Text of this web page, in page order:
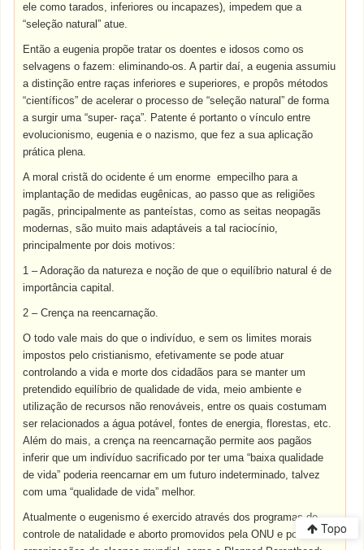
ele como tarados, inferiores ou incapazes), impedem que a
“seleção natural” atue.
Então a eugenia propõe tratar os doentes e idosos como os
selvagens o fazem: eliminando-os. A partir daí, a eugenia assumiu
a distinção entre raças inferiores e superiores, e propôs métodos
“científicos” de acelerar o processo de “seleção natural” de forma
a surgir uma “super- raça”. Patente é portanto o vínculo entre
evolucionismo, eugenia e o nazismo, que fez a sua aplicação
prática plena.
A moral cristã do ocidente é um enorme empecilho para a
implantação de medidas eugênicas, ao passo que as religiões
pagãs, principalmente as panteístas, como as seitas neopagãs
modernas, são muito mais adaptáveis a tal raciocínio,
principalmente por dois motivos:
1 – Adoração da natureza e noção de que o equilíbrio natural é de
importância capital.
2 – Crença na reencarnação.
O todo vale mais do que o indivíduo, e sem os limites morais
impostos pelo cristianismo, efetivamente se pode atuar
controlando a vida e morte dos cidadãos para se manter um
pretendido equilíbrio de qualidade de vida, meio ambiente e
utilização de recursos não renováveis, entre os quais costumam
ser relacionados a água potável, fontes de energia, florestas, etc.
Além do mais, a crença na reencarnação permite aos pagãos
inferir que um indivíduo sacrificado por ter uma “baixa qualidade
de vida” poderia reencarnar em um futuro indeterminado, talvez
com uma “qualidade de vida” melhor.
Atualmente o eugenismo é exercido através dos programas de
controle de natalidade e aborto promovidos pela ONU e por váriasTopo